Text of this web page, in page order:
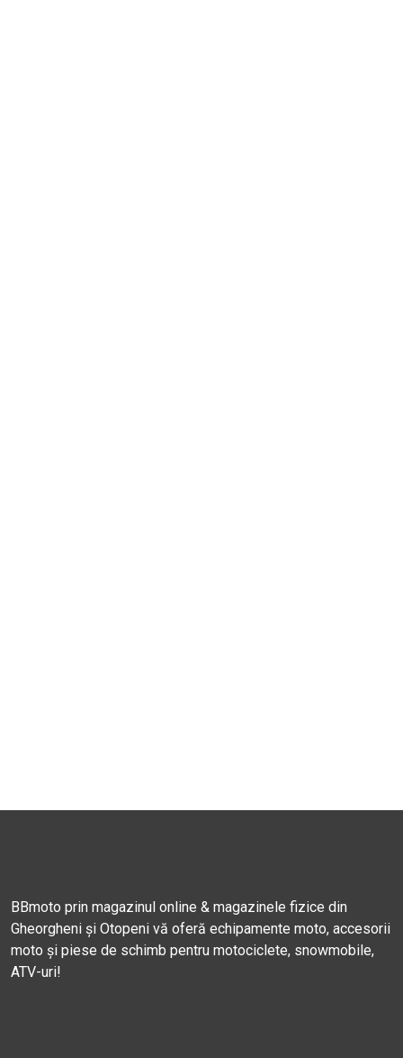
BBmoto prin magazinul online & magazinele fizice din
Gheorgheni și Otopeni vă oferă echipamente moto, accesorii
moto și piese de schimb pentru motociclete, snowmobile,
ATV-uri!